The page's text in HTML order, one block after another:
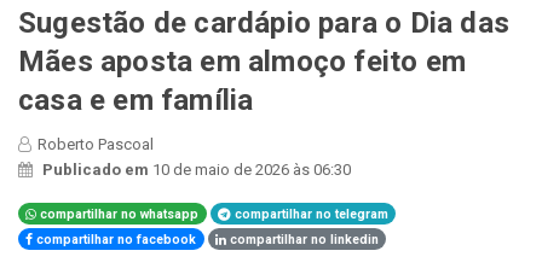
Sugestão de cardápio para o Dia das
Mães aposta em almoço feito em
casa e em família
Roberto Pascoal
Publicado em 10 de maio de 2026 às 06:30
compartilhar no whatsapp
compartilhar no telegram
compartilhar no facebook
compartilhar no linkedin